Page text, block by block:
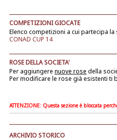
COMPETIZIONI GIOCATE
Elenco competizioni a cui partecipa la
CONAD CUP 14
ROSE DELLA SOCIETA'
Per aggiungere nuove rose della
Per modificare le rose già esistenti ti
ATTENZIONE: Questa sezione è bloccata
ARCHIVIO STORICO